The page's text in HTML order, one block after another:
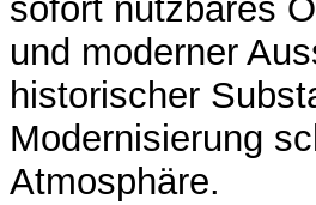
sofort nutzbares
und moderner
historischer
Modernisierung
Atmosphäre.